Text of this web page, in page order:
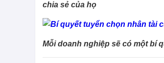
chia sẻ của họ
Mỗi doanh nghiệp sẽ có một bí